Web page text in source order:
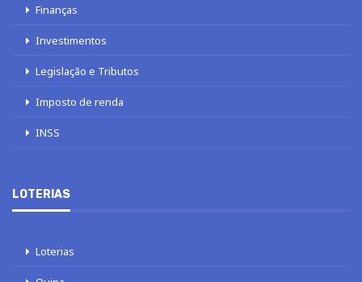
Finanças
Investimentos
Legislação e Tributos
Imposto de renda
INSS
LOTERIAS
Loterias